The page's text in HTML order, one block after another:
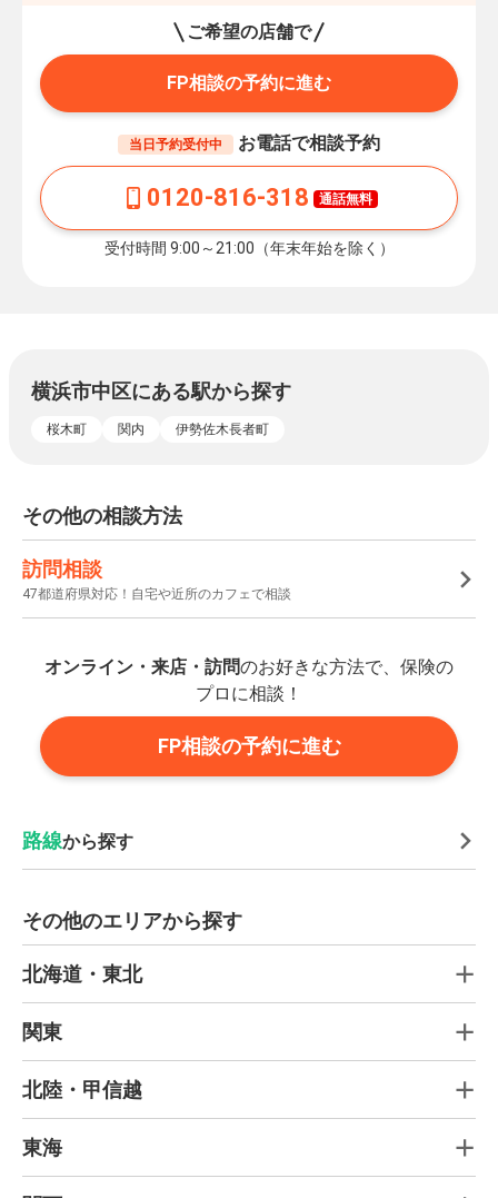
ご希望の店舗で
FP相談の予約に進む
当日予約受付中 お電話で相談予約
0120-816-318 通話無料
受付時間 9:00～21:00（年末年始を除く）
横浜市中区にある駅から探す
桜木町 関内 伊勢佐木長者町
その他の相談方法
訪問相談
47都道府県対応！自宅や近所のカフェで相談
オンライン・来店・訪問のお好きな方法で、保険の
プロに相談！
FP相談の予約に進む
路線から探す
その他のエリアから探す
北海道・東北
関東
北陸・甲信越
東海